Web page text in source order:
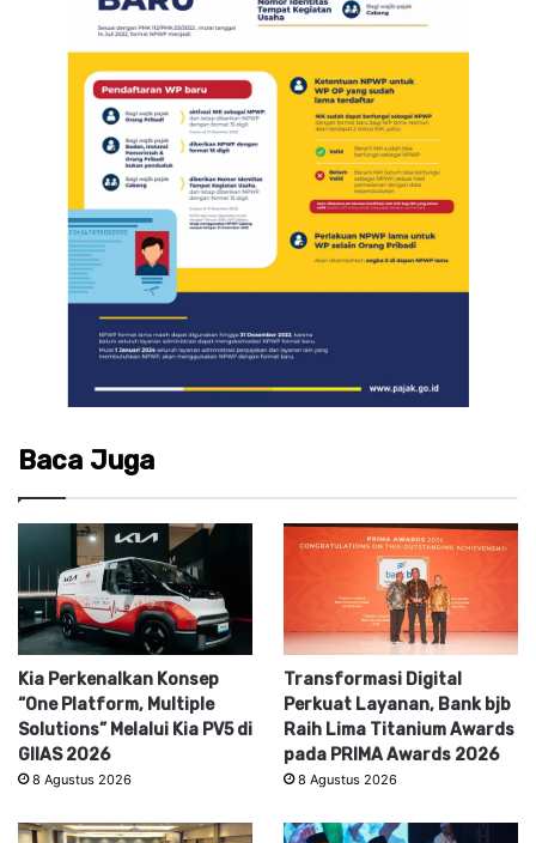
Baca Juga
Kia Perkenalkan Konsep
“One Platform, Multiple
Solutions” Melalui Kia PV5 di
GIIAS 2026
8 Agustus 2026
Transformasi Digital
Perkuat Layanan, Bank bjb
Raih Lima Titanium Awards
pada PRIMA Awards 2026
8 Agustus 2026